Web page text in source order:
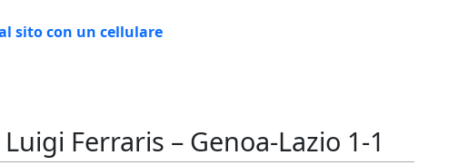
sito con un cellulare
Ferraris – Genoa-Lazio 1-1